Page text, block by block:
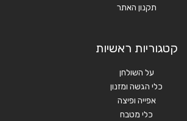
תקנון האתר
קטגוריות ראשיות
על השולחן
כלי הגשה ומזנון
אפייה ופיצה
כלי מטבח